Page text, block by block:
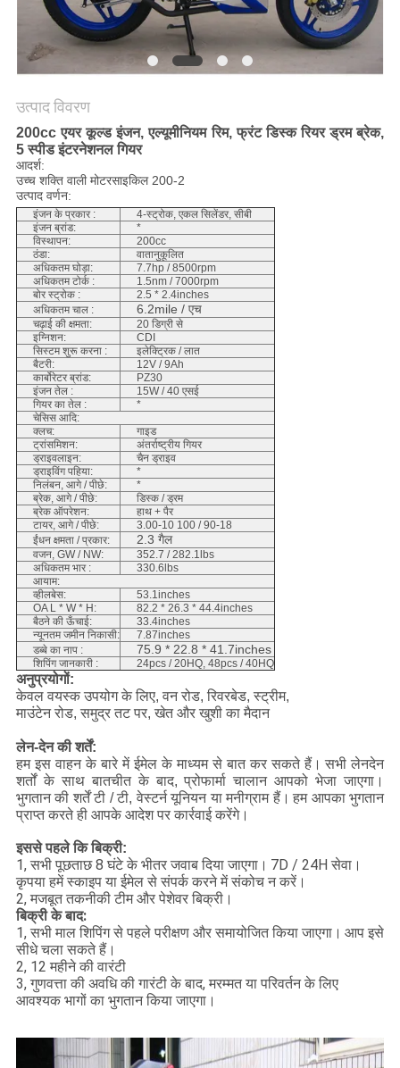
उत्पाद विवरण
200cc एयर कूल्ड इंजन, एल्यूमीनियम रिम, फ्रंट डिस्क रियर ड्रम ब्रेक,
5 स्पीड इंटरनेशनल गियर
आदर्श:
उच्च शक्ति वाली मोटरसाइकिल 200-2
उत्पाद वर्णन:
इंजन के प्रकार :
4-स्ट्रोक, एकल सिलेंडर, सीबी
इंजन ब्रांड:
*
विस्थापन:
200cc
ठंडा:
वातानुकूलित
अधिकतम घोड़ा:
7.7hp / 8500rpm
अधिकतम टोर्क :
1.5nm / 7000rpm
बोर स्ट्रोक :
2.5 * 2.4inches
अधिकतम चाल :
6.2mile / एच
चढ़ाई की क्षमता:
20 डिग्री से
इग्निशन:
CDI
सिस्टम शुरू करना :
इलेक्ट्रिक / लात
बैटरी:
12V / 9Ah
कार्बोरेटर ब्रांड:
PZ30
इंजन तेल :
15W / 40 एसई
गियर का तेल :
*
चेसिस आदि:
क्लच:
गाइड
ट्रांसमिशन:
अंतर्राष्ट्रीय गियर
ड्राइवलाइन:
चैन ड्राइव
ड्राइविंग पहिया:
*
निलंबन, आगे / पीछे:
*
ब्रेक, आगे / पीछे:
डिस्क / ड्रम
ब्रेक ऑपरेशन:
हाथ + पैर
टायर, आगे / पीछे:
3.00-10 100 / 90-18
ईंधन क्षमता / प्रकार:
2.3 गैल
वजन, GW / NW:
352.7 / 282.1lbs
अधिकतम भार :
330.6lbs
आयाम:
व्हीलबेस:
53.1inches
OA L * W * H:
82.2 * 26.3 * 44.4inches
बैठने की ऊँचाई:
33.4inches
न्यूनतम जमीन निकासी:
7.87inches
डब्बे का नाप :
75.9 * 22.8 * 41.7inches
शिपिंग जानकारी : 24pcs / 20HQ, 48pcs / 40HQ
अनुप्रयोगों:
केवल वयस्क उपयोग के लिए, वन रोड, रिवरबेड, स्ट्रीम,
माउंटेन रोड, समुद्र तट पर, खेत और खुशी का मैदान
लेन-देन की शर्तें:
हम इस वाहन के बारे में ईमेल के माध्यम से बात कर सकते हैं। सभी लेनदेन
शर्तों के साथ बातचीत के बाद, प्रोफार्मा चालान आपको भेजा जाएगा।
भुगतान की शर्तें टी / टी, वेस्टर्न यूनियन या मनीग्राम हैं। हम आपका भुगतान
प्राप्त करते ही आपके आदेश पर कार्रवाई करेंगे।
इससे पहले कि बिक्री:
1, सभी पूछताछ 8 घंटे के भीतर जवाब दिया जाएगा। 7D / 24H सेवा।
कृपया हमें स्काइप या ईमेल से संपर्क करने में संकोच न करें।
2, मजबूत तकनीकी टीम और पेशेवर बिक्री।
बिक्री के बाद:
1, सभी माल शिपिंग से पहले परीक्षण और समायोजित किया जाएगा। आप इसे
सीधे चला सकते हैं।
2, 12 महीने की वारंटी
3, गुणवत्ता की अवधि की गारंटी के बाद, मरम्मत या परिवर्तन के लिए
आवश्यक भागों का भुगतान किया जाएगा।